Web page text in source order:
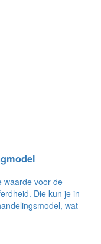
waarde voor de
Die kun je in
wat